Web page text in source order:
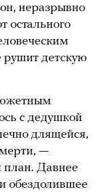
неразрывно
остального
рушит детскую
с дедушкой
длящейся,
—
план. Давнее
обездолившее